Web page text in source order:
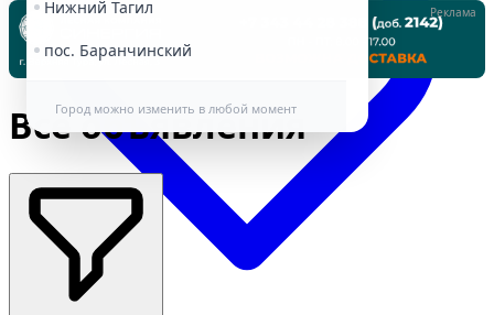
Нижний Тагил
пос. Баранчинский
Город можно изменить в любой момент
Реклама
Все объявления